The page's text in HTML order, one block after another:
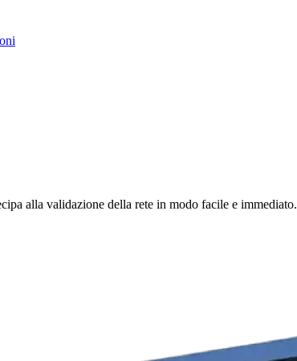
alla validazione della rete in modo facile e immediato.